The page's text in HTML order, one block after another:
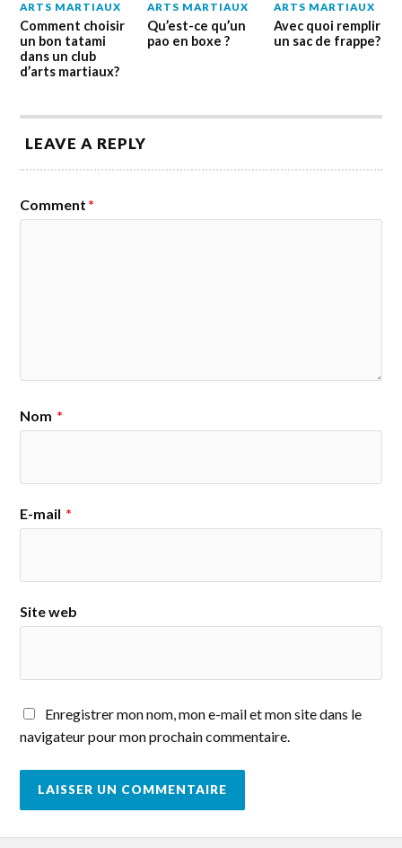
ARTS MARTIAUX
Comment choisir
un bon tatami
dans un club
d’arts martiaux?
ARTS MARTIAUX
Qu’est-ce qu’un
pao en boxe ?
ARTS MARTIAUX
Avec quoi remplir
un sac de frappe?
LEAVE A REPLY
Comment *
Nom *
E-mail *
Site web
Enregistrer mon nom, mon e-mail et mon site dans le
navigateur pour mon prochain commentaire.